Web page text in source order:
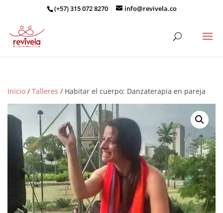
(+57) 315 072 8270 info@revivela.co
Inicio / Talleres / Habitar el cuerpo: Danzaterapia en pareja